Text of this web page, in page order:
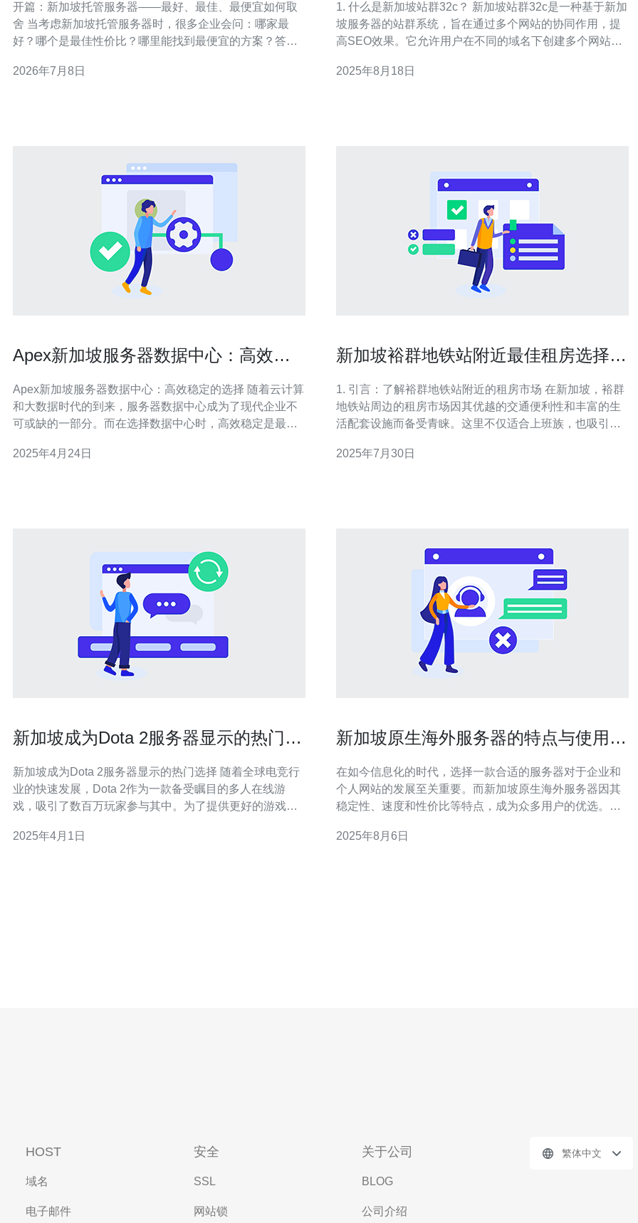
开篇：新加坡托管服务器——最好、最佳、最便宜如何取
舍 当考虑新加坡托管服务器时，很多企业会问：哪家最
好？哪个是最佳性价比？哪里能找到最便宜的方案？答案
能牺牲带宽或支持响应；而被称为最好的服务，通常具备
2026年7月8日
1. 什么是新加坡站群32c？ 新加坡站群32c是一种基于新加
坡服务器的站群系统，旨在通过多个网站的协同作用，提
高SEO效果。它允许用户在不同的域名下创建多个网站，
排名。站群32c的配置灵活，适合各类企业与个人用户使
2025年8月18日
Apex新加坡服务器数据中心：高效稳
Apex新加坡服务器数据中心：高效稳定的选择 随着云计算
和大数据时代的到来，服务器数据中心成为了现代企业不
可或缺的一部分。而在选择数据中心时，高效稳定是最重
的表现和可靠性成为了众多企业的首选。 Apex新加坡服务
2025年4月24日
新加坡裕群地铁站附近最佳租房选择指
1. 引言：了解裕群地铁站附近的租房市场 在新加坡，裕群
地铁站周边的租房市场因其优越的交通便利性和丰富的生
活配套设施而备受青睐。这里不仅适合上班族，也吸引了
站附近的平均租金为每月2500新元，租房选择多样。 2. 租
2025年7月30日
新加坡成为Dota 2服务器显示的热门选
新加坡成为Dota 2服务器显示的热门选择 随着全球电竞行
业的快速发展，Dota 2作为一款备受瞩目的多人在线游
戏，吸引了数百万玩家参与其中。为了提供更好的游戏体
定且低延迟的环境中畅玩。然而，最近的数据表明，新加
2025年4月1日
新加坡原生海外服务器的特点与使用体
在如今信息化的时代，选择一款合适的服务器对于企业和
个人网站的发展至关重要。而新加坡原生海外服务器因其
稳定性、速度和性价比等特点，成为众多用户的优选。本
用体验，帮助您找到最合适的服务器方案，无论是最佳选
2025年8月6日
HOST
域名
电子邮件
安全
SSL
网站锁
关于公司
BLOG
公司介绍
繁体中文